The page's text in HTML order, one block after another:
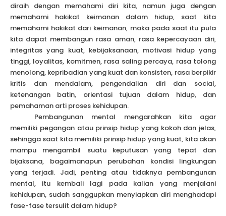
diraih dengan memahami diri kita, namun juga dengan
memahami hakikat keimanan dalam hidup, saat kita
memahami hakikat dari keimanan, maka pada saat itu pula
kita dapat membangun rasa aman, rasa kepercayaan diri,
integritas yang kuat, kebijaksanaan, motivasi hidup yang
tinggi, loyalitas, komitmen, rasa saling percaya, rasa tolong
menolong, kepribadian yang kuat dan konsisten, rasa berpikir
kritis dan mendalam, pengendalian diri dan social,
ketenangan batin, orientasi tujuan dalam hidup, dan
pemahaman arti proses kehidupan.
Pembangunan mental mengarahkan kita agar
memiliki pegangan atau prinsip hidup yang kokoh dan jelas,
sehingga saat kita memiliki prinsip hidup yang kuat, kita akan
mampu mengambil suatu keputusan yang tepat dan
bijaksana, bagaimanapun perubahan kondisi lingkungan
yang terjadi. Jadi, penting atau tidaknya pembangunan
mental, itu kembali lagi pada kalian yang menjalani
kehidupan, sudah sanggupkan menyiapkan diri menghadapi
fase-fase tersulit dalam hidup?